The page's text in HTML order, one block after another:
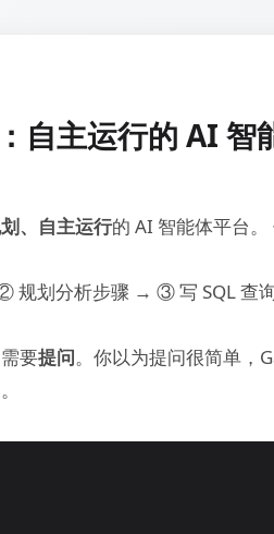
自主运行的 AI 智
、自主运行的 AI 智能体平台
规划分析步骤 → ③ 写 SQL 查
要提问。你以为提问很简单，